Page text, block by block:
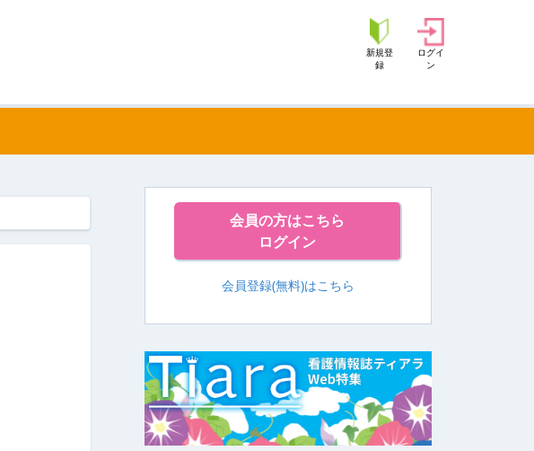
新規登
録
ログイ
ン
会員の方はこちら
ログイン
会員登録(無料)はこちら